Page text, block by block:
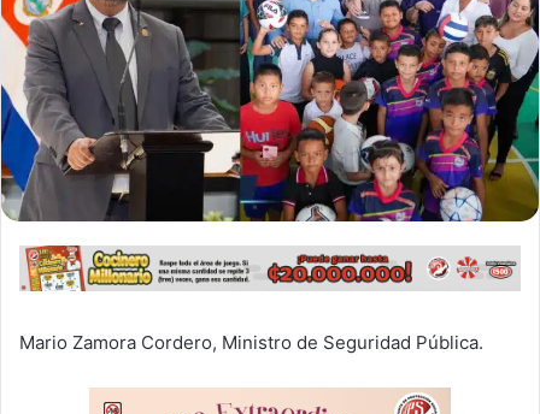
Mario Zamora Cordero, Ministro de Seguridad Pública.